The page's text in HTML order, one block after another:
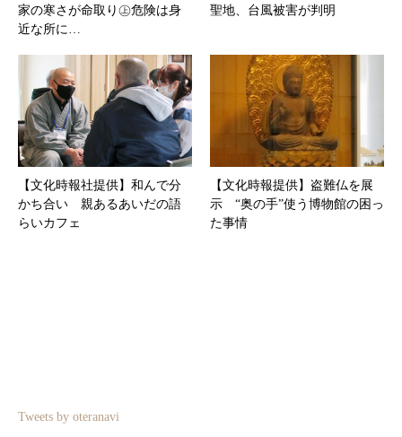
家の寒さが命取り㊤危険は身
近な所に…
聖地、台風被害が判明
【文化時報社提供】和んで分
かち合い 親あるあいだの語
らいカフェ
【文化時報提供】盗難仏を展
示 “奥の手”使う博物館の困っ
た事情
Tweets by oteranavi